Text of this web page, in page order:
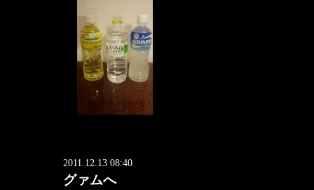
2011.12.13 08:40
グァムへ